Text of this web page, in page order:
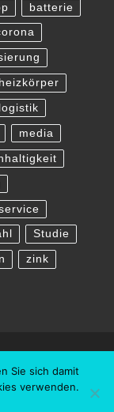
batterie
heizkörper
logistik
media
Studie
zink
Sie sich damit
verwenden.